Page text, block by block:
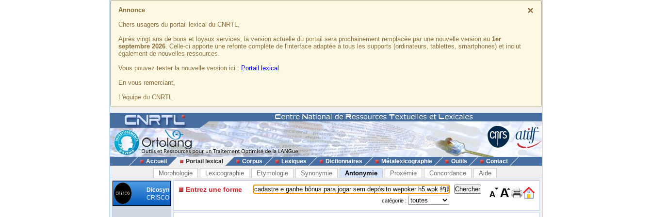
×
Annonce
Chers usagers du portail lexical du CNRTL,
Après vingt ans de bons et loyaux services, la version actuelle du portail sera prochainement remplacée par une nouvelle version au 1er
septembre 2026. Celle-ci apporte une refonte complète de l'interface adaptée à tous les supports (ordinateurs, tablettes, smartphones) et inclut
également de nouvelles ressources.
Vous pouvez tester la nouvelle version ici : Portail lexical
En vous remerciant,
L'équipe du CNRTL
Accueil Portail lexical Corpus Lexiques Dictionnaires Métalexicographie Outils Contact
Morphologie Lexicographie Etymologie Synonymie Antonymie Proxémie Concordance Aide
Dicosyn
CRISCO
Entrez une forme
catégorie :